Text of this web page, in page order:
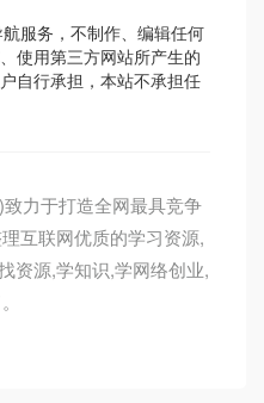
服务，不制作、编辑任何
使用第三方网站所产生的
自行承担，本站不承担任
力于打造全网最具竞争
互联网优质的学习资源,
资源,学知识,学网络创业,